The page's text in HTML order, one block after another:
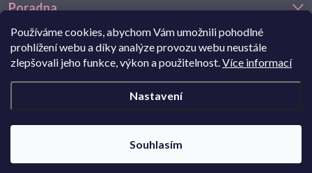
Používáme cookies, abychom Vám umožnili pohodlné
prohlížení webu a díky analýze provozu webu neustále
zlepšovali jeho funkce, výkon a použitelnost.Více informací
Nastavení
Souhlasím
Poradna
Často hledáte
Pohání Shoptet
Navštivte také náš e-shop Goldstore.cz:zlaté náušnice,dětské
náušnice z bílého zlata